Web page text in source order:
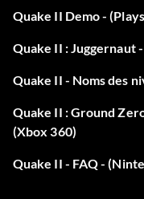
Quake II Demo -
Quake II : Juggernaut
Quake II - Noms des
Quake II : Ground
(Xbox 360)
Quake II - FAQ -